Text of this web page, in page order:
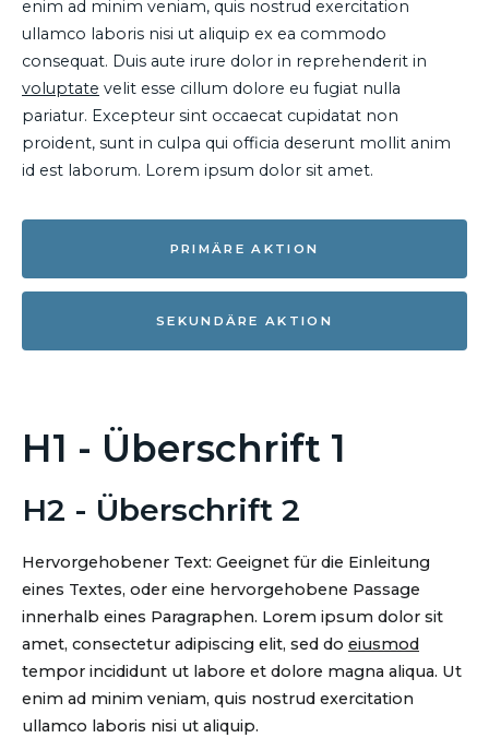
enim ad minim veniam, quis nostrud exercitation
ullamco laboris nisi ut aliquip ex ea commodo
consequat. Duis aute irure dolor in reprehenderit in
voluptate velit esse cillum dolore eu fugiat nulla
pariatur. Excepteur sint occaecat cupidatat non
proident, sunt in culpa qui officia deserunt mollit anim
id est laborum. Lorem ipsum dolor sit amet.
PRIMÄRE AKTION
SEKUNDÄRE AKTION
H1 - Überschrift 1
H2 - Überschrift 2
Hervorgehobener Text: Geeignet für die Einleitung
eines Textes, oder eine hervorgehobene Passage
innerhalb eines Paragraphen. Lorem ipsum dolor sit
amet, consectetur adipiscing elit, sed do eiusmod
tempor incididunt ut labore et dolore magna aliqua. Ut
enim ad minim veniam, quis nostrud exercitation
ullamco laboris nisi ut aliquip.